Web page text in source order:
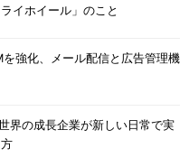
イホイール」のこと
強化、メール配信と広告管理機
界の成長企業が新しい日常で実